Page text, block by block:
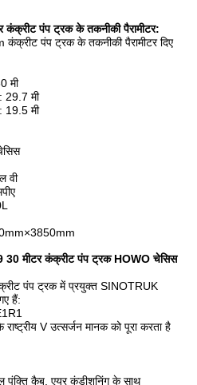
पंप ट्रक के तकनीकी पैरामीटर:
पंप ट्रक के तकनीकी पैरामीटर दिए
मी
29.7 मी
19.5 मी
वी
30 मीटर कंक्रीट पंप ट्रक HOWO चेसिस
पंप ट्रक में प्रयुक्त SINOTRUK
हैं:
V उत्सर्जन मानक को पूरा करता है
पंक्ति कैब, एयर कंडीशनिंग के साथ